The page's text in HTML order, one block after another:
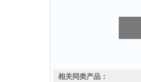
相关同类产品：